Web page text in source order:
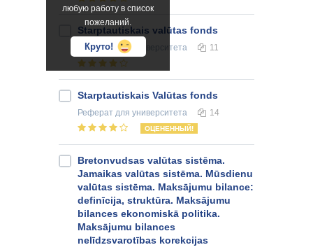
любую работу в список
пожеланий.
Круто!
Starptautiskais valūtas fonds
Реферат для университета 11
Starptautiskais Valūtas fonds
Реферат для университета 14
ОЦЕНЕННЫЙ!
Bretonvudsas valūtas sistēma.
Jamaikas valūtas sistēma. Mūsdienu
valūtas sistēma. Maksājumu bilance:
definīcija, struktūra. Maksājumu
bilances ekonomiskā politika.
Maksājumu bilances
nelīdzsvarotības korekcijas